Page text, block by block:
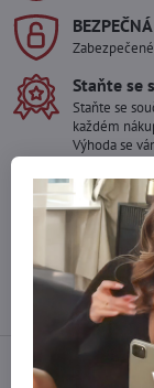
Staňte se
Staňte se
každém
Výhoda se
Máte
Kontaktujte nás na
Popis